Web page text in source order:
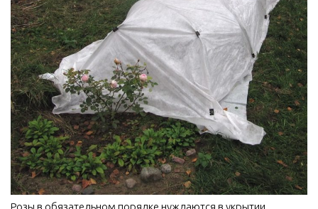
Розы в обязательном порядке нуждаются в укрытии